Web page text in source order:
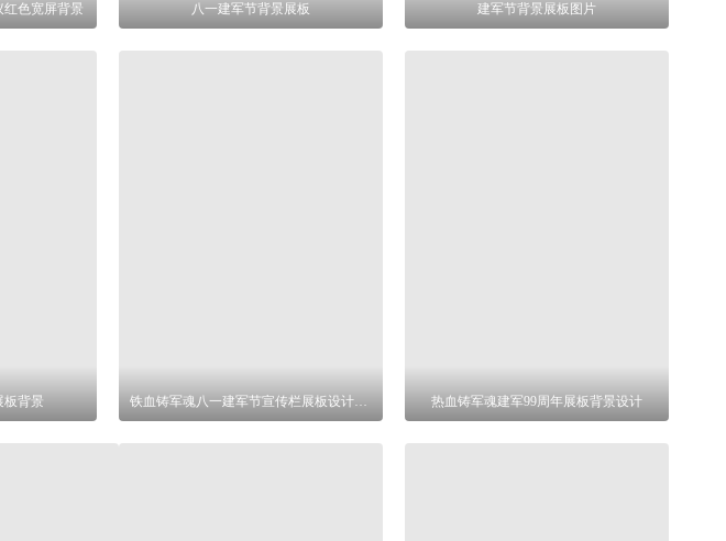
红色宽屏背景 八一建军节背景展板 建军节背景展板图片
板背景 铁血铸军魂八一建军节宣传栏展板设计背景 热血铸军魂建军99周年展板背景设计